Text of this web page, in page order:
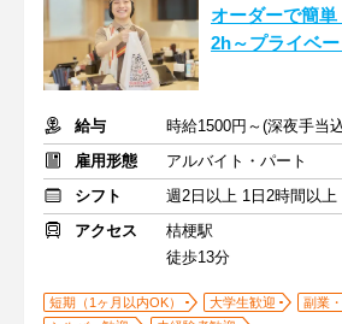
オーダーで簡
2h～プライベ
給与
時給1500円～(深夜手当
雇用形態
アルバイト・パート
シフト
週2日以上 1日2時間以上
アクセス
桔梗駅
徒歩13分
短期（1ヶ月以内OK） 大学生歓迎
副業